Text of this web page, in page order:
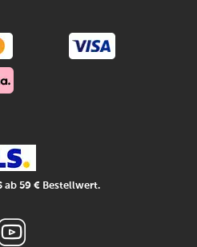
ab 59 € Bestellwert.